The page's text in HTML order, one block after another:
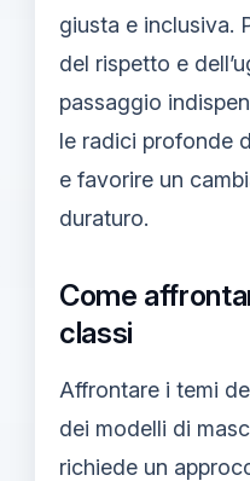
giusta e inclusiva.
del rispetto e
passaggio
le radici profonde
e favorire un
duraturo.
Come
classi
Affrontare i temi
dei modelli di
richiede un